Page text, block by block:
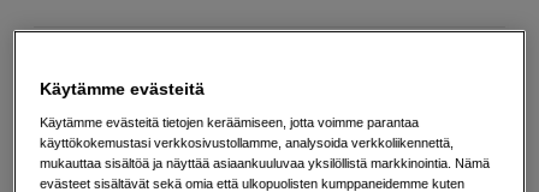
Kuin uusi
1 vuoden takuu
Käytämme evästeitä
Käytämme evästeitä tietojen keräämiseen, jotta voimme parantaa
käyttökokemustasi verkkosivustollamme, analysoida verkkoliikennettä,
mukauttaa sisältöä ja näyttää asiaankuuluvaa yksilöllistä markkinointia. Nämä
evästeet sisältävät sekä omia että ulkopuolisten kumppaneidemme kuten